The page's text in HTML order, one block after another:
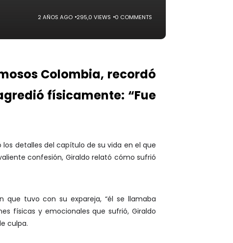
2 AÑOS AGO 295,0 VIEWS 0 COMMENTS
Colombia, recordó
físicamente: “Fue
detalles del capítulo de su vida en el que
confesión, Giraldo relató cómo sufrió
que tuvo con su expareja, “él se llamaba
físicas y emocionales que sufrió, Giraldo
culpa.